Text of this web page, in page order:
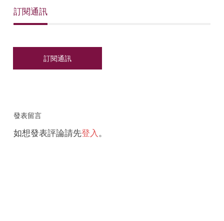
訂閱通訊
發表留言
如想發表評論請先登入 。